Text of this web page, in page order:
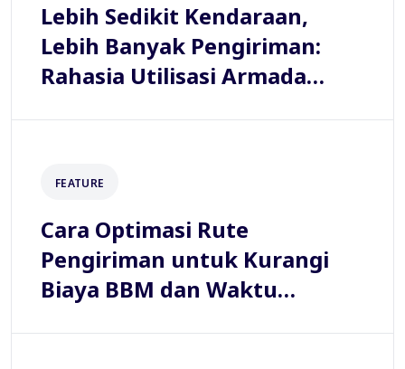
Lebih Sedikit Kendaraan,
Lebih Banyak Pengiriman:
Rahasia Utilisasi Armada
FEATURE
Cara Optimasi Rute
Pengiriman untuk Kurangi
Biaya BBM dan Waktu